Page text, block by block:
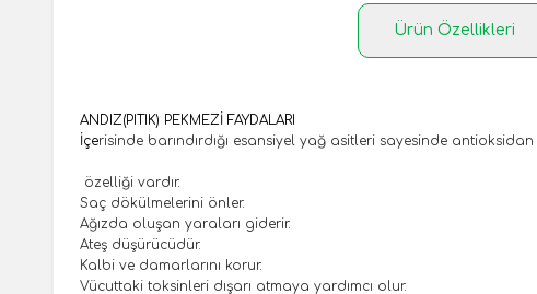
Ürün Özellikleri
ANDIZ(PITIK) PEKMEZİ FAYDALARI
​İçerisinde barındırdığı esansiyel yağ asitleri sayesinde antioksidan
özelliği vardır.
Saç dökülmelerini önler.
Ağızda oluşan yaraları giderir.
Ateş düşürücüdür.
Kalbi ve damarlarını korur.
Vücuttaki toksinleri dışarı atmaya yardımcı olur.